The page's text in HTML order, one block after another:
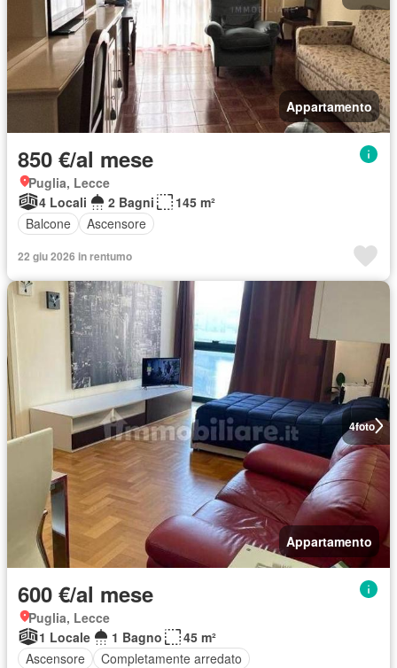
Appartamento
850 €/al mese
Puglia, Lecce
4 Locali
2 Bagni
145 m²
Balcone
Ascensore
22 giu 2026 in rentumo
4foto
Appartamento
600 €/al mese
Puglia, Lecce
1 Locale
1 Bagno
45 m²
Ascensore
Completamente arredato